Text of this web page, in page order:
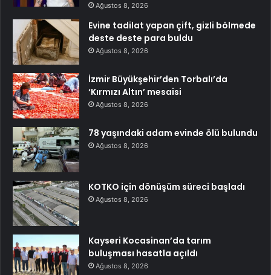
Ağustos 8, 2026
Evine tadilat yapan çift, gizli bölmede
deste deste para buldu
Ağustos 8, 2026
İzmir Büyükşehir’den Torbalı’da
‘Kırmızı Altın’ mesaisi
Ağustos 8, 2026
78 yaşındaki adam evinde ölü bulundu
Ağustos 8, 2026
KOTKO için dönüşüm süreci başladı
Ağustos 8, 2026
Kayseri Kocasinan’da tarım
buluşması hasatla açıldı
Ağustos 8, 2026